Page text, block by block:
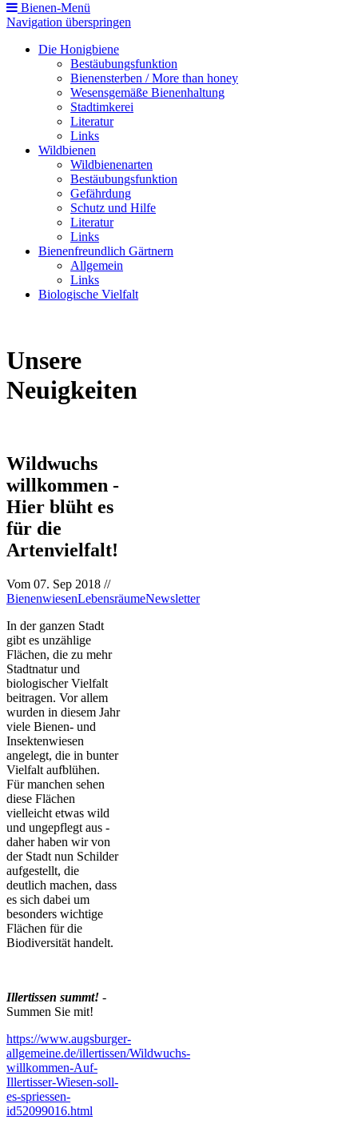
Bienen-Menü
Navigation überspringen
Die Honigbiene
Bestäubungsfunktion
Bienensterben / More than honey
Wesensgemäße Bienenhaltung
Stadtimkerei
Literatur
Links
Wildbienen
Wildbienenarten
Bestäubungsfunktion
Gefährdung
Schutz und Hilfe
Literatur
Links
Bienenfreundlich Gärtnern
Allgemein
Links
Biologische Vielfalt
Unsere
Neuigkeiten
Wildwuchs
willkommen -
Hier blüht es
für die
Artenvielfalt!
Vom 07. Sep 2018 //
BienenwiesenLebensräumeNewsletter
In der ganzen Stadt
gibt es unzählige
Flächen, die zu mehr
Stadtnatur und
biologischer Vielfalt
beitragen. Vor allem
wurden in diesem Jahr
viele Bienen- und
Insektenwiesen
angelegt, die in bunter
Vielfalt aufblühen.
Für manchen sehen
diese Flächen
vielleicht etwas wild
und ungepflegt aus -
daher haben wir von
der Stadt nun Schilder
aufgestellt, die
deutlich machen, dass
es sich dabei um
besonders wichtige
Flächen für die
Biodiversität handelt.
Illertissen summt! -
Summen Sie mit!
https://www.augsburger-
allgemeine.de/illertissen/Wildwuchs-
willkommen-Auf-
Illertisser-Wiesen-soll-
es-spriessen-
id52099016.html